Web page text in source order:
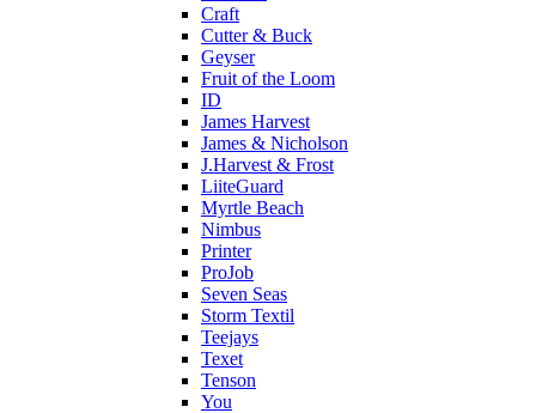
Craft
Cutter & Buck
Geyser
Fruit of the Loom
ID
James Harvest
James & Nicholson
J.Harvest & Frost
LiiteGuard
Myrtle Beach
Nimbus
Printer
ProJob
Seven Seas
Storm Textil
Teejays
Texet
Tenson
You